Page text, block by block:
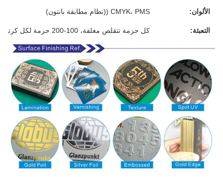
الألوان: CMYK، PMS ((نظام مطابقة بانتون)
التعبئة: كل حزمة تتقلص مغلفة، 100-200 حزمة لكل كرتون